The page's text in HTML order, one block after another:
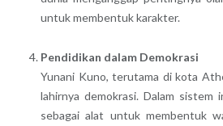
untuk membentuk karakter.
Pendidikan dalam Demokrasi
Yunani Kuno, terutama di kota
lahirnya demokrasi. Dalam sistem
sebagai alat untuk membentuk